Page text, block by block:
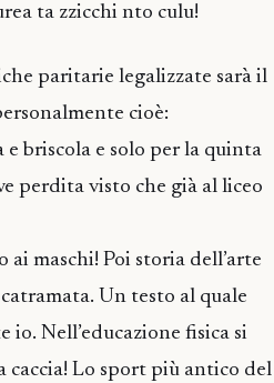
ta zzicchi nto culu!
paritarie legalizzate sarà il
cioè:
briscola e solo per la quinta
perdita visto che già al liceo
ai maschi! Poi storia dell’arte
Un testo al quale
Nell’educazione fisica si
Lo sport più antico del